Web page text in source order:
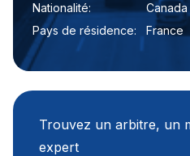
Nationalité:
Canada
Pays de résidence:
France
Trouvez un arbitre, un
expert